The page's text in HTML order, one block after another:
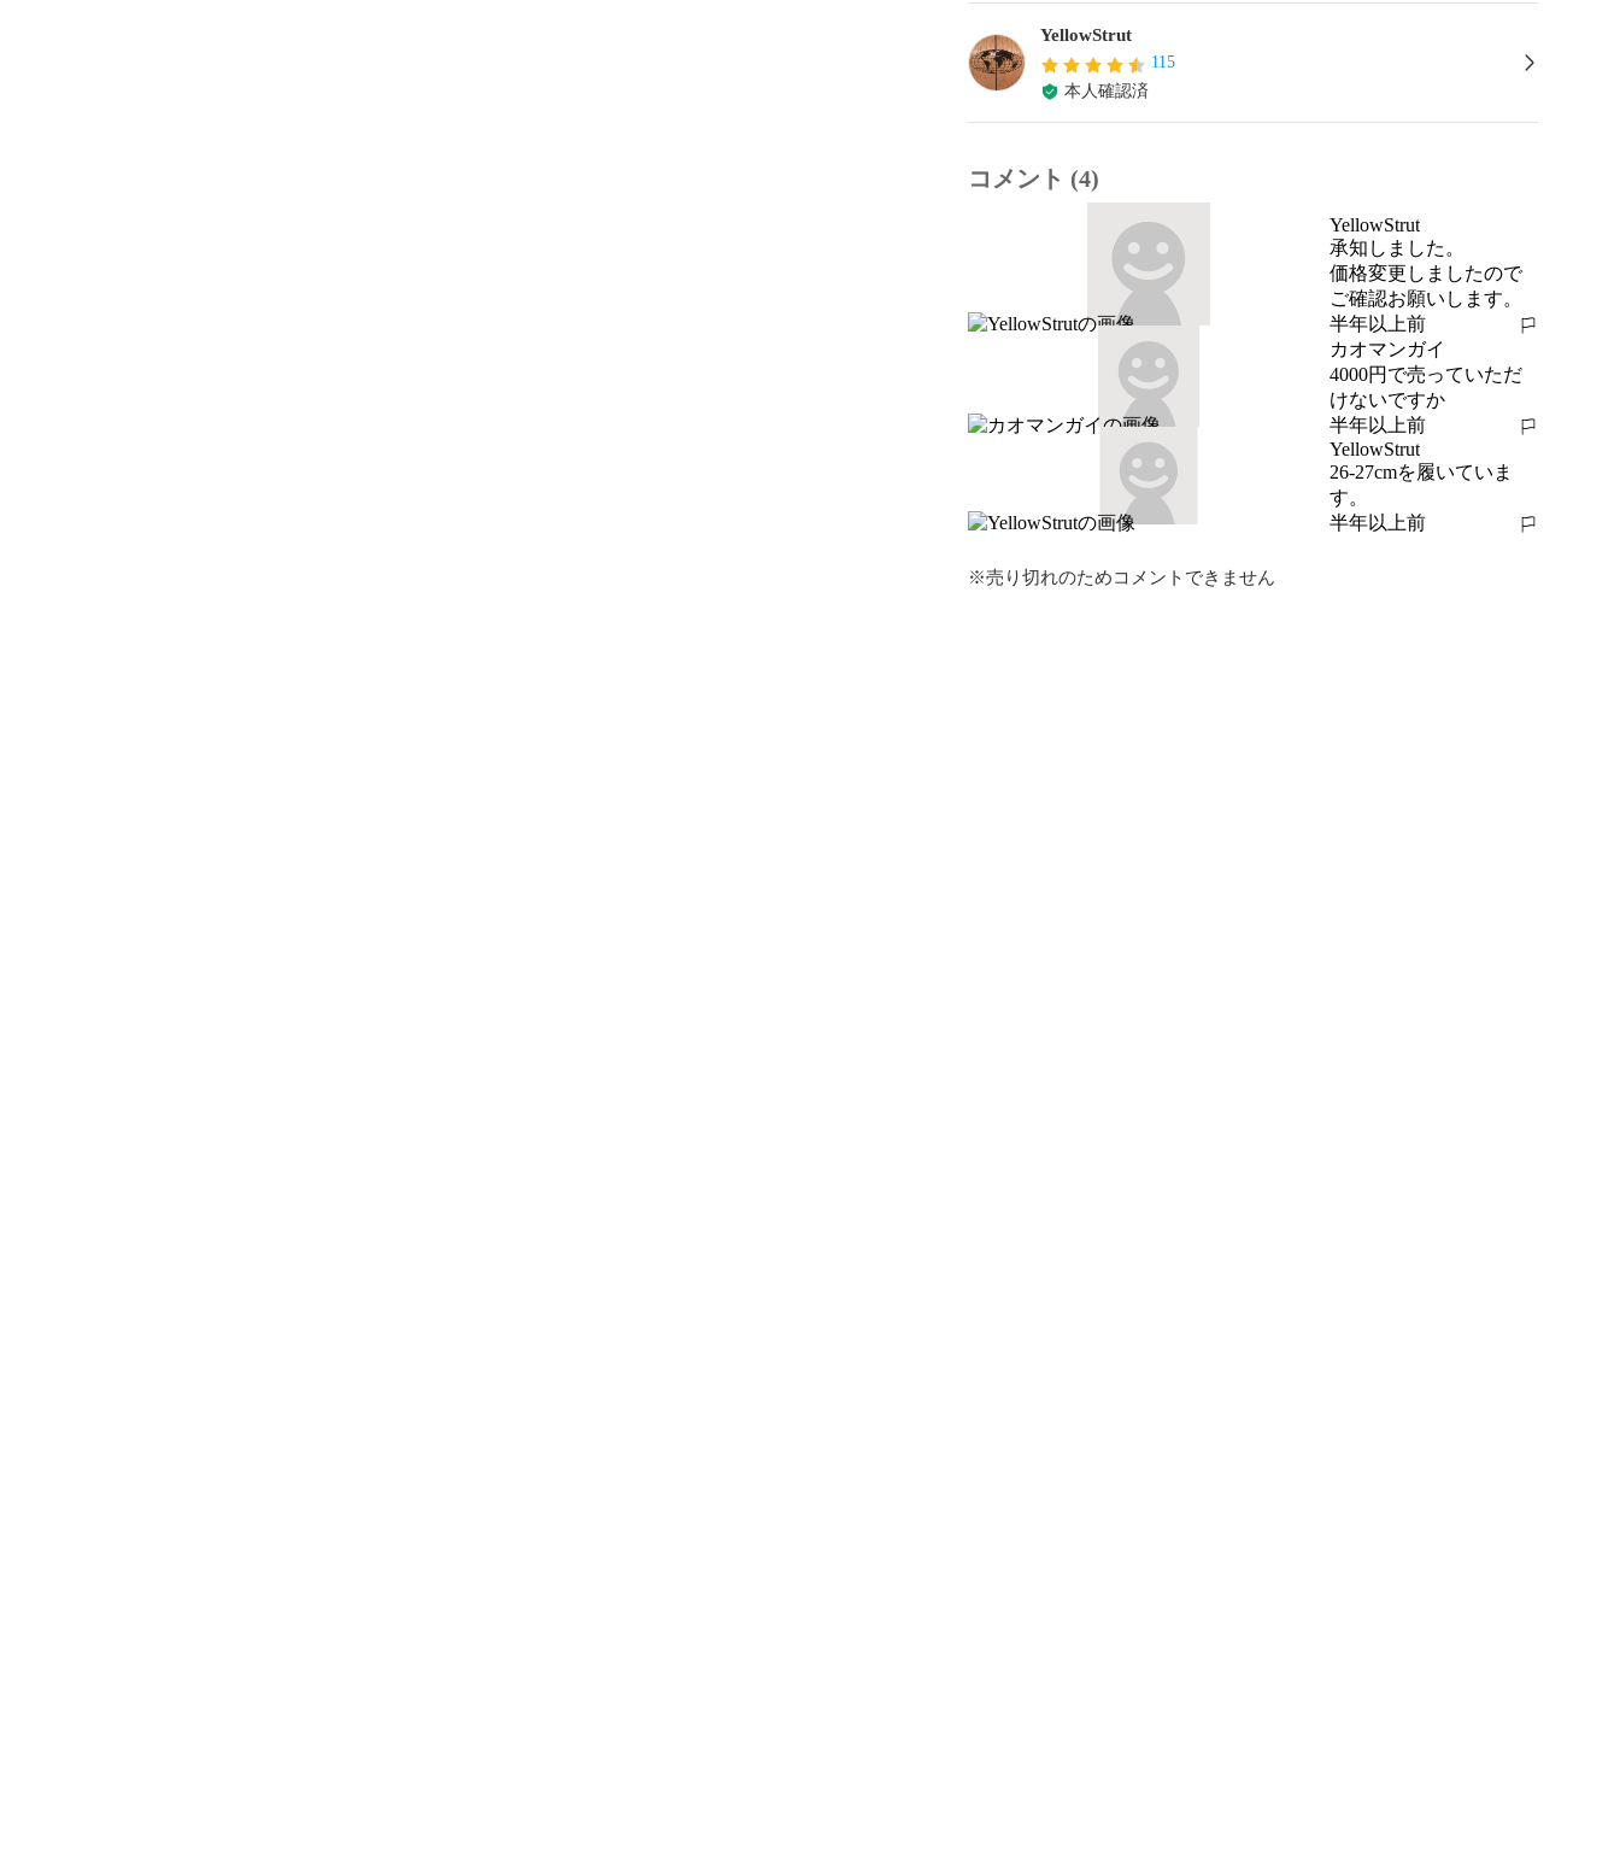
YellowStrut
115
本人確認済
コメント (4)
YellowStrut
承知しました。
価格変更しましたので
ご確認お願いします。
半年以上前
報告する
カオマンガイ
4000円で売っていただ
けないですか
半年以上前
報告する
YellowStrut
26-27cmを履いていま
す。
半年以上前
報告する
※売り切れのためコメントできません